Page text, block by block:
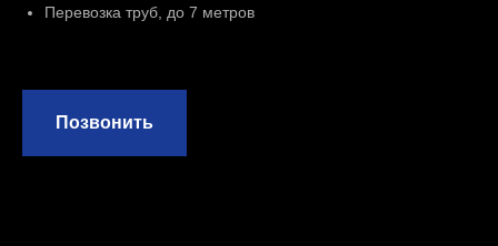
Перевозка труб, до 7 метров
Позвонить